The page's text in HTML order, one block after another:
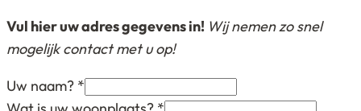
Vul hier uw adres gegevens in! Wij nemen zo snel
mogelijk contact met u op!
Uw naam? *